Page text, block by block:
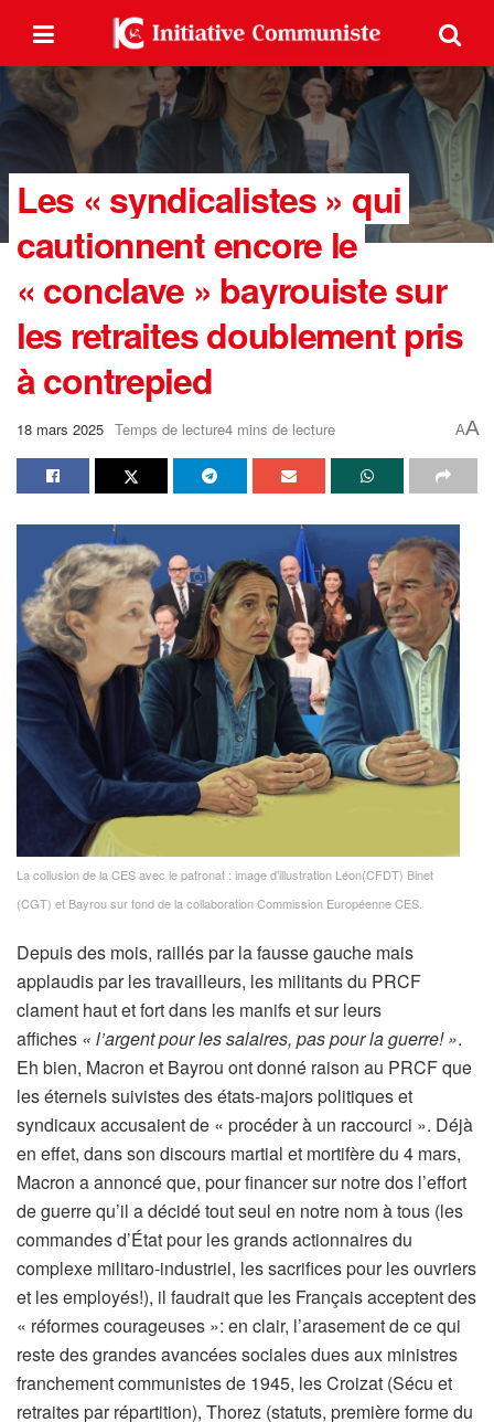
Les « syndicalistes » qui
cautionnent encore le
« conclave » bayrouiste sur
les retraites doublement pris
à contrepied
18 mars 2025 Temps de lecture4 mins de lecture AA
La collusion de la CES avec le patronat : image d’illustration Léon(CFDT) Binet
(CGT) et Bayrou sur fond de la collaboration Commission Européenne CES.
Depuis des mois, raillés par la fausse gauche mais
applaudis par les travailleurs, les militants du PRCF
clament haut et fort dans les manifs et sur leurs
affiches « l’argent pour les salaires, pas pour la guerre! ».
Eh bien, Macron et Bayrou ont donné raison au PRCF que
les éternels suivistes des états-majors politiques et
syndicaux accusaient de « procéder à un raccourci ». Déjà
en effet, dans son discours martial et mortifère du 4 mars,
Macron a annoncé que, pour financer sur notre dos l’effort
de guerre qu’il a décidé tout seul en notre nom à tous (les
commandes d’État pour les grands actionnaires du
complexe militaro-industriel, les sacrifices pour les ouvriers
et les employés!), il faudrait que les Français acceptent des
« réformes courageuses »: en clair, l’arasement de ce qui
reste des grandes avancées sociales dues aux ministres
franchement communistes de 1945, les Croizat (Sécu et
retraites par répartition), Thorez (statuts, première forme du